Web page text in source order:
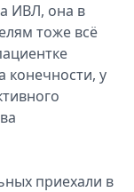
ИВЛ, она в
тоже всё
конечности, у
приехали в